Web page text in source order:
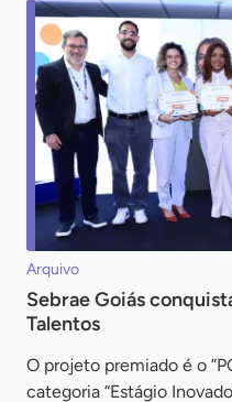
Arquivo
Sebrae Goiás
Talentos
O projeto premiado é o
categoria “Estágio